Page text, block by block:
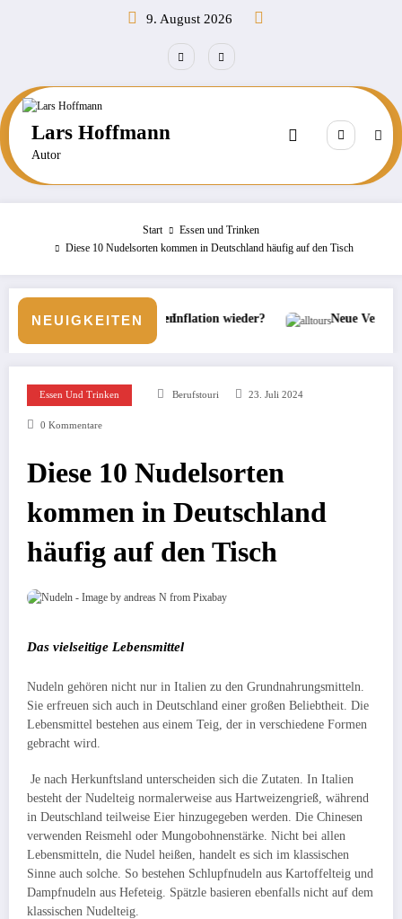
9. August 2026
Lars Hoffmann
Autor
Start
Essen und Trinken
Diese 10 Nudelsorten kommen in Deutschland häufig auf den Tisch
NEUIGKEITEN
Inflation wieder? Neue Veranstaltermarke bei alltours
Essen Und Trinken Berufstouri 23. Juli 2024
0 Kommentare
Diese 10 Nudelsorten
kommen in Deutschland
häufig auf den Tisch
Das vielseitige Lebensmittel
Nudeln gehören nicht nur in Italien zu den Grundnahrungsmitteln.
Sie erfreuen sich auch in Deutschland einer großen Beliebtheit. Die
Lebensmittel bestehen aus einem Teig, der in verschiedene Formen
gebracht wird.
Je nach Herkunftsland unterscheiden sich die Zutaten. In Italien
besteht der Nudelteig normalerweise aus Hartweizengrieß, während
in Deutschland teilweise Eier hinzugegeben werden. Die Chinesen
verwenden Reismehl oder Mungobohnenstärke. Nicht bei allen
Lebensmitteln, die Nudel heißen, handelt es sich im klassischen
Sinne auch solche. So bestehen Schlupfnudeln aus Kartoffelteig und
Dampfnudeln aus Hefeteig. Spätzle basieren ebenfalls nicht auf dem
klassischen Nudelteig.